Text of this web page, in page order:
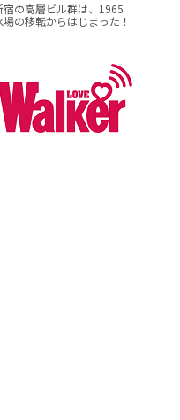
宿の高層ビル群は、1965
の移転からはじまった！